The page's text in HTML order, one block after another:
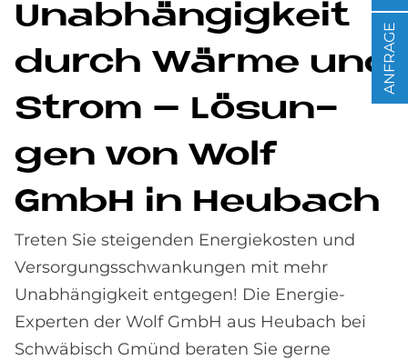
Un­ab­hän­gig­keit
durch Wär­me und
Strom – Lö­sun­
gen von Wolf
GmbH in Heu­bach
Treten Sie steigenden Energiekosten und
Versorgungsschwankungen mit mehr
Unabhängigkeit entgegen! Die Energie-
Experten der Wolf GmbH aus Heubach bei
Schwäbisch Gmünd beraten Sie gerne
ANFRAGE